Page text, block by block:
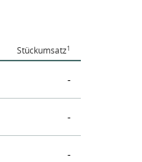
Stückumsatz1
-
-
-